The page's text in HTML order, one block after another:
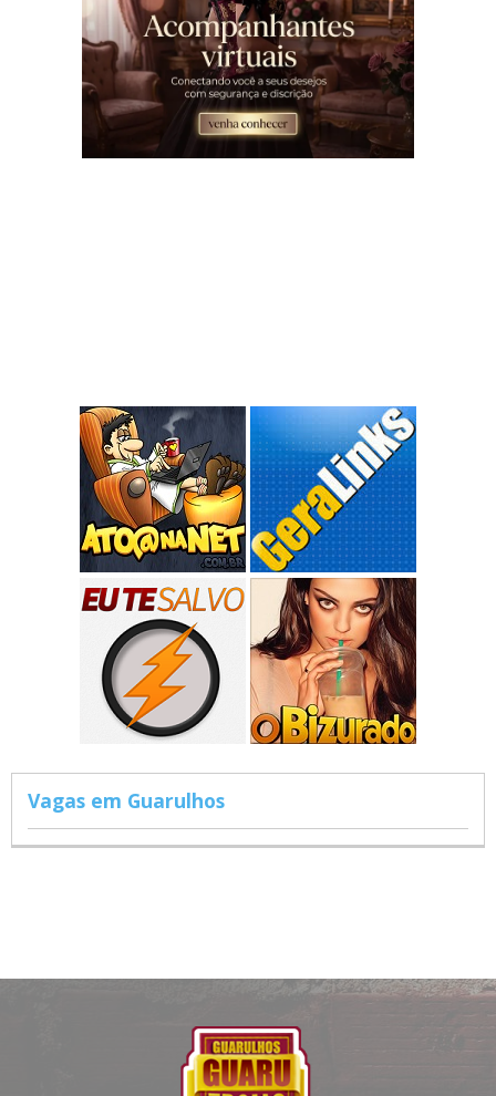
Vagas em Guarulhos